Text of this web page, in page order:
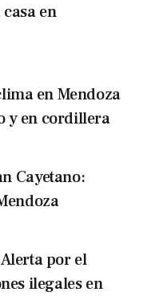
en
en Mendoza
y en cordillera
Cayetano:
Alerta por el
ilegales en